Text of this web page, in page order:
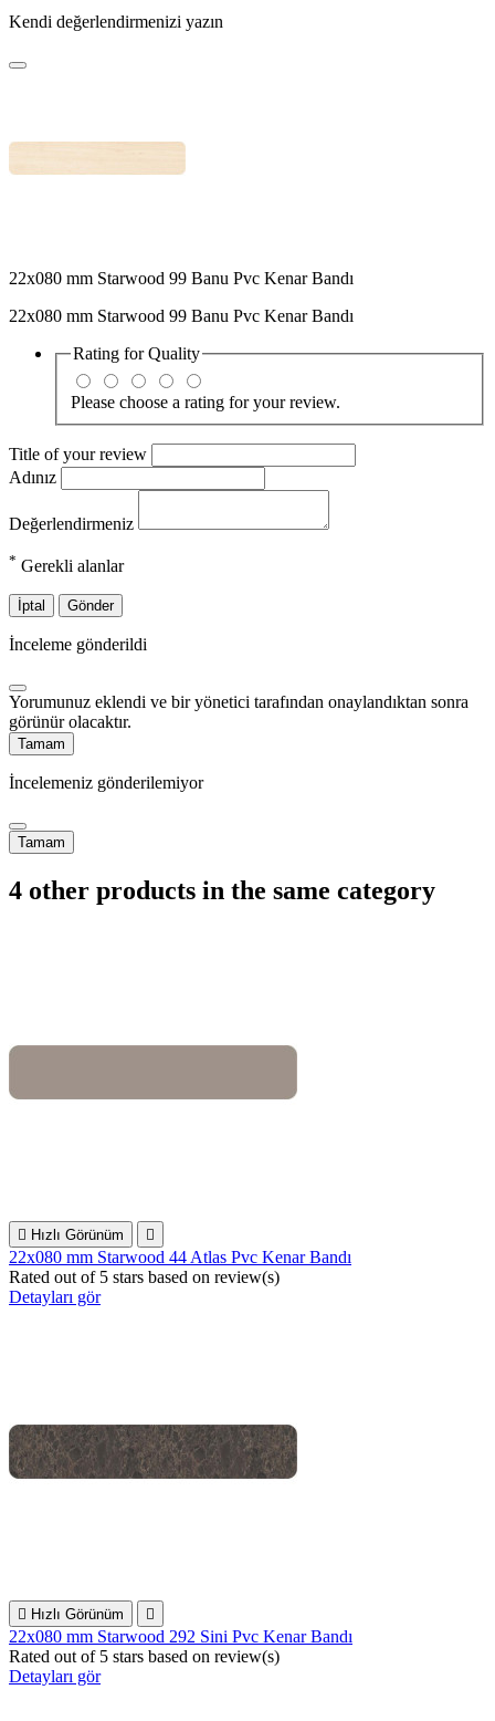
Kendi değerlendirmenizi yazın
22x080 mm Starwood 99 Banu Pvc Kenar Bandı
22x080 mm Starwood 99 Banu Pvc Kenar Bandı
Rating forQuality
Please choose a rating for your review.
Title of your review
Adınız
Değerlendirmeniz
* Gerekli alanlar
İptal Gönder
İnceleme gönderildi
Yorumunuz eklendi ve bir yönetici tarafından onaylandıktan sonra
görünür olacaktır.
Tamam
İncelemeniz gönderilemiyor
Tamam
4 other products in the same category
 Hızlı Görünüm 
22x080 mm Starwood 44 Atlas Pvc Kenar Bandı
Rated out of 5 stars based on review(s)
Detayları gör
 Hızlı Görünüm 
22x080 mm Starwood 292 Sini Pvc Kenar Bandı
Rated out of 5 stars based on review(s)
Detayları gör